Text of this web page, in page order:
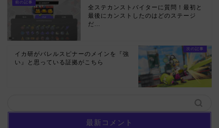
全ステカンストバイターに質問！最初と
最後にカンストしたのはどのステージ
だ...
イカ研がバレルスピナーのメインを『強
い』と思っている証拠がこちら
最新コメント